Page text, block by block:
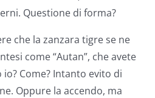
Questione di forma?
che la zanzara tigre se ne
come “Autan”, che avete
Come? Intanto evito di
Oppure la accendo, ma